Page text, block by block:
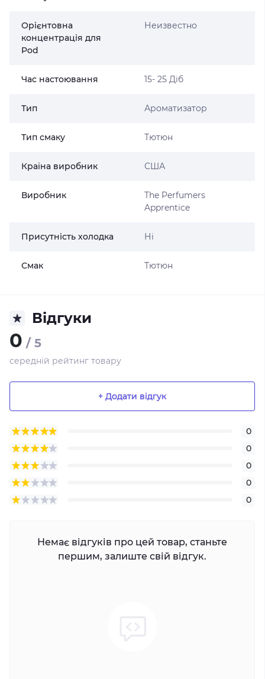
Орієнтовна
концентрація для
Pod
Неизвестно
Час настоювання 15- 25 Діб
Тип Ароматизатор
Тип смаку Тютюн
Країна виробник США
Виробник
The Perfumers
Apprentice
Присутність холодка Ні
Смак Тютюн
Відгуки
0 / 5
середній рейтинг товару
+ Додати відгук
0
0
0
0
0
Немає відгуків про цей товар, станьте
першим, залиште свій відгук.